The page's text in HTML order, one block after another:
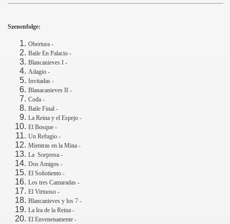
Szenenfolge:
Obertura -
Baile En Palacio -
Blancanieves I -
Adagio -
Invitadas -
Blanacanieves II -
Coda -
Baile Final -
La Reina y el Espejo -
El Bosque -
Un Refugio -
Mientras en la Mina -
La Sorpresa -
Dos Amigos -
El Soñotiento -
Los tres Camaradas -
El Virtuoso -
Blancanieves y los 7 -
La Ira de la Reina -
El Envenenamente -